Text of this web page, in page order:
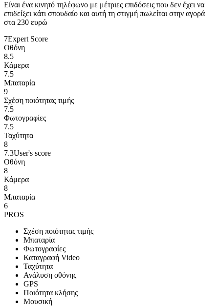
Είναι ένα κινητό τηλέφωνο με μέτριες επιδόσεις που δεν έχει να
επιδείξει κάτι σπουδαίο και αυτή τη στιγμή πωλείται στην αγορά
στα 230 ευρώ
7Expert Score
Οθόνη
8.5
Κάμερα
7.5
Μπαταρία
9
Σχέση ποιότητας τιμής
7.5
Φωτογραφίες
7.5
Ταχύτητα
8
7.3User's score
Οθόνη
8
Κάμερα
8
Μπαταρία
6
PROS
Σχέση ποιότητας τιμής
Μπαταρία
Φωτογραφίες
Καταγραφή Video
Ταχύτητα
Ανάλυση οθόνης
GPS
Ποιότητα κλήσης
Μουσική